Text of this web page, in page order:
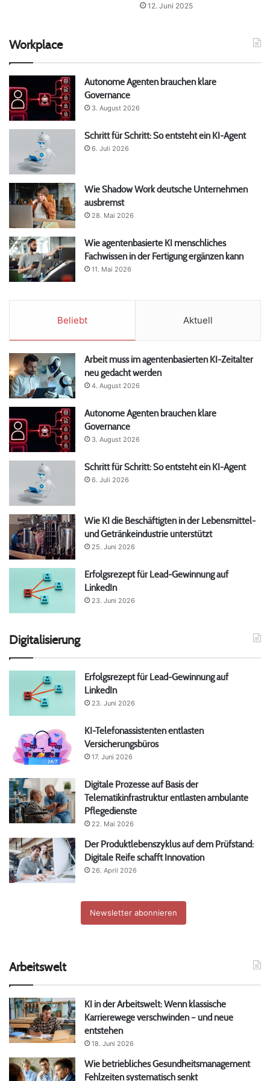
12. Juni 2025
Workplace
Autonome Agenten brauchen klare
Governance
3. August 2026
Schritt für Schritt: So entsteht ein KI-Agent
6. Juli 2026
Wie Shadow Work deutsche Unternehmen
ausbremst
28. Mai 2026
Wie agentenbasierte KI menschliches
Fachwissen in der Fertigung ergänzen kann
11. Mai 2026
Beliebt Aktuell
Arbeit muss im agentenbasierten KI-Zeitalter
neu gedacht werden
4. August 2026
Autonome Agenten brauchen klare
Governance
3. August 2026
Schritt für Schritt: So entsteht ein KI-Agent
6. Juli 2026
Wie KI die Beschäftigten in der Lebensmittel-
und Getränkeindustrie unterstützt
25. Juni 2026
Erfolgsrezept für Lead-Gewinnung auf
LinkedIn
23. Juni 2026
Digitalisierung
Erfolgsrezept für Lead-Gewinnung auf
LinkedIn
23. Juni 2026
KI-Telefonassistenten entlasten
Versicherungsbüros
17. Juni 2026
Digitale Prozesse auf Basis der
Telematikinfrastruktur entlasten ambulante
Pflegedienste
22. Mai 2026
Der Produktlebenszyklus auf dem Prüfstand:
Digitale Reife schafft Innovation
26. April 2026
Newsletter abonnieren
Arbeitswelt
KI in der Arbeitswelt: Wenn klassische
Karrierewege verschwinden – und neue
entstehen
18. Juni 2026
Wie betriebliches Gesundheitsmanagement
Fehlzeiten systematisch senkt